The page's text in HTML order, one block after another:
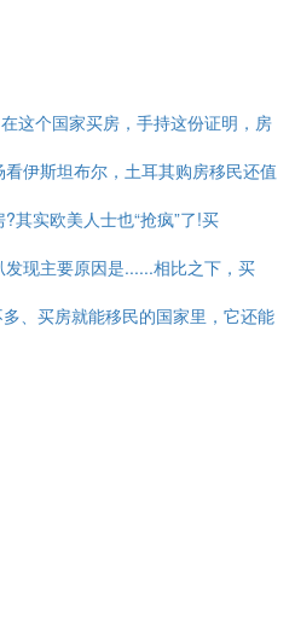
这个国家买房，手持这份证明，房
伊斯坦布尔，土耳其购房移民还值
其实欧美人士也“抢疯”了!买
现主要原因是......相比之下，买
、买房就能移民的国家里，它还能